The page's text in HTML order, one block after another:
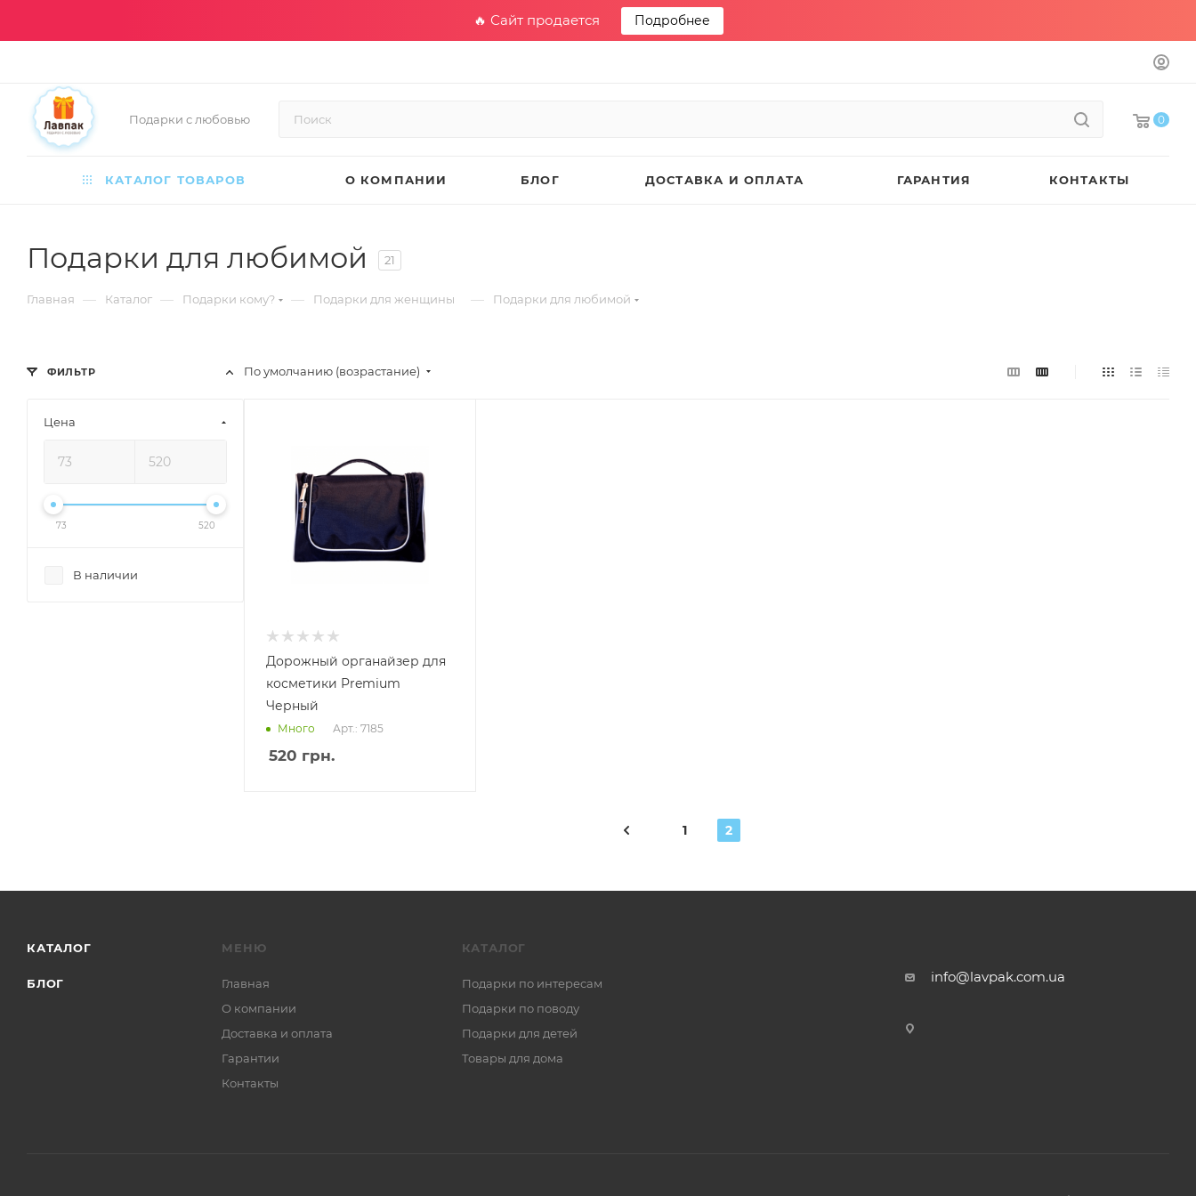
🔥 Сайт продается Подробнее
Подарки с любовью 0
КАТАЛОГ ТОВАРОВ О КОМПАНИИ БЛОГ ДОСТАВКА И ОПЛАТА ГАРАНТИЯ КОНТАКТЫ
Подарки для любимой 21
Главная — Каталог — Подарки кому? — Подарки для женщины — Подарки для любимой
По умолчанию (возрастание)
Дорожный органайзер для
косметики Premium
Черный
Много Арт.: 7185
520 грн.
1 2
ФИЛЬТР
Цена
73 520
В наличии
КАТАЛОГ
БЛОГ
МЕНЮ
Главная
О компании
Доставка и оплата
Гарантии
Контакты
КАТАЛОГ
Подарки по интересам
Подарки по поводу
Подарки для детей
Товары для дома
info@lavpak.com.ua